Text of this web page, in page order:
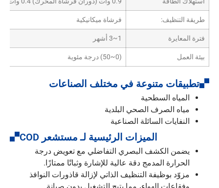
طريقة التنظيف: فرشاة ميكانيكية
فترة المعايرة 1~3 أشهر
بيئة العمل (0~50) درجة مئوية
تطبيقات متنوعة في مختلف الصناعات
المياه السطحية
مياه الصرف الصحي البلدية
النفايات السائلة الصناعية
الميزات الرئيسية لـ مستشعر COD
يضمن الكشف البصري التفاضلي مع تعويض درجة
الحرارة المدمج دقة عالية للإشارة وثباتًا ممتازًا.
مزوّد بوظيفة التنظيف الذاتي لإزالة قاذورات النوافذ